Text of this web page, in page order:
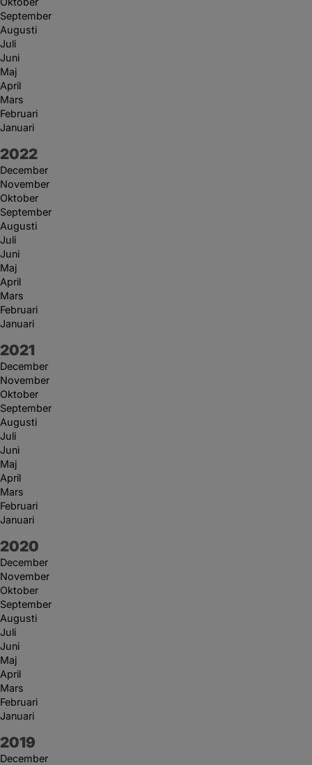
September
Augusti
Juli
Juni
Maj
April
Mars
Februari
Januari
År:
2022
December
November
Oktober
September
Augusti
Juli
Juni
Maj
April
Mars
Februari
Januari
År:
2021
December
November
Oktober
September
Augusti
Juli
Juni
Maj
April
Mars
Februari
Januari
År:
2020
December
November
Oktober
September
Augusti
Juli
Juni
Maj
April
Mars
Februari
Januari
År:
2019
December